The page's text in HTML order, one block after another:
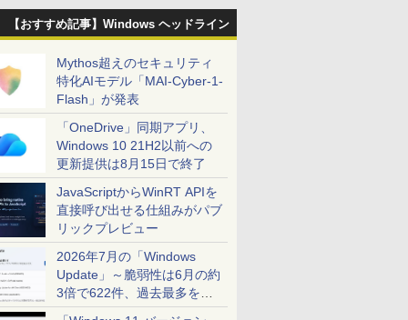
【おすすめ記事】Windows ヘッドライン
Mythos超えのセキュリティ
特化AIモデル「MAI-Cyber-1-
Flash」が発表
「OneDrive」同期アプリ、
Windows 10 21H2以前への
更新提供は8月15日で終了
JavaScriptからWinRT APIを
直接呼び出せる仕組みがパブ
リックプレビュー
2026年7月の「Windows
Update」～脆弱性は6月の約
3倍で622件、過去最多を大
幅に更新